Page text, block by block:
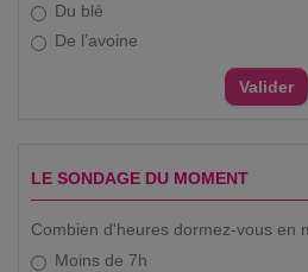
Du blé
De l’avoine
LE SONDAGE DU MOMENT
Combien d'heures dormez-vous en
Moins de 7h